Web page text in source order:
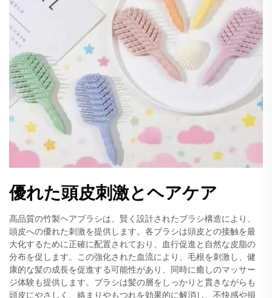
優れた頭皮刺激とヘアケア
高品質の竹製ヘアブラシは、賢く設計されたブラシ構造により、
頭皮への優れた刺激を提供します。各ブラシは頭皮との接触を最
大化するために正確に配置されており、血行促進と自然な皮脂の
分布を促します。この強化された血流により、毛根を刺激し、健
康的な髪の成長を促進する可能性があり、同時に癒しのマッサー
ジ体験も提供します。ブラシは髪の層をしっかりと貫きながらも
頭皮にやさしく、絡まりやもつれを効果的に解消し、不快感や損